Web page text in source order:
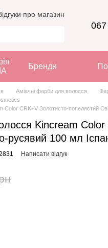
про магазин
Бренди
Аміачні фарби для волосся
CRK+V Золотисто-попелястий
Kincream Color
русявий 100 мл
Написати відгук